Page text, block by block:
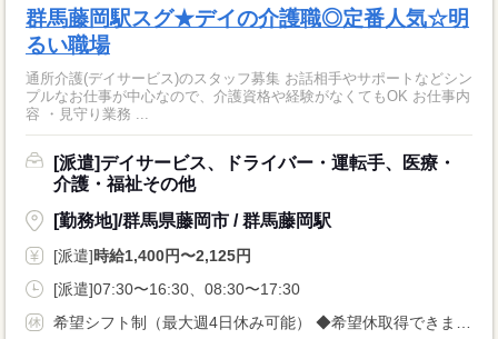
群馬藤岡駅スグ★デイの介護職◎定番人気☆明
るい職場
通所介護(デイサービス)のスタッフ募集 お話相手やサポートなどシン
プルなお仕事が中心なので、介護資格や経験がなくてもOK お仕事内
容 ・見守り業務 ...
[派遣]デイサービス、ドライバー・運転手、医療・
介護・福祉その他
[勤務地]/群馬県藤岡市 / 群馬藤岡駅
[派遣]時給1,400円〜2,125円
[派遣]07:30〜16:30、08:30〜17:30